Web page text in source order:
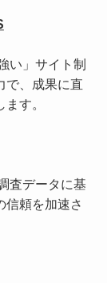
い」サイト制
で、成果に直
す。
査データに基
信頼を加速さ